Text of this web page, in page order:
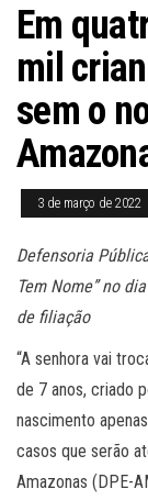
Em
mil
sem o
3 de março de 2022
Defensoria
Tem Nome” no
de filiação
“A senhora vai
de 7 anos, criado
nascimento
casos que serão
Amazonas (DPE-